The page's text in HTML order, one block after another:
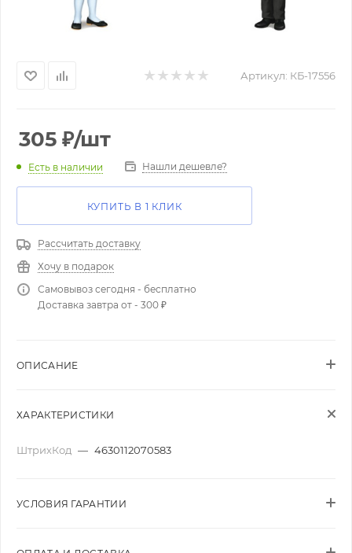
Артикул: КБ-17556
305 ₽/шт
Есть в наличии Нашли дешевле?
КУПИТЬ В 1 КЛИК
Рассчитать доставку
Хочу в подарок
Самовывоз сегодня - бесплатно
Доставка завтра от - 300 ₽
ОПИСАНИЕ
ХАРАКТЕРИСТИКИ
ШтрихКод — 4630112070583
УСЛОВИЯ ГАРАНТИИ